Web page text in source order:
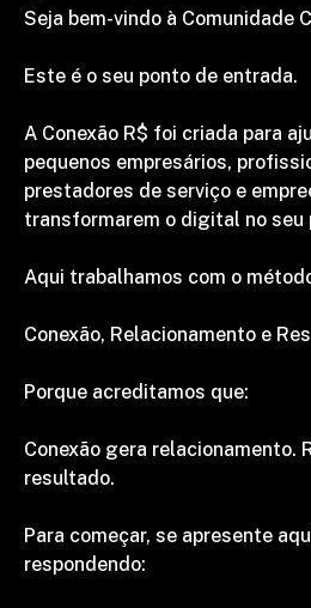
Seja bem-vindo à Comunidade
Este é o seu ponto de entrada.
A Conexão R$ foi criada para
pequenos empresários,
prestadores de serviço e
transformarem o digital no seu
Aqui trabalhamos com o
Conexão, Relacionamento e
Porque acreditamos que:
Conexão gera relacionamento.
resultado.
Para começar, se apresente
respondendo: